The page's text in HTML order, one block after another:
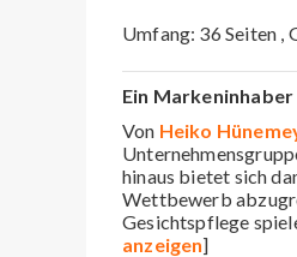
Umfang: 36 Seiten ,
Ein
Von Heiko
hinaus bietet sich
Wettbewerb
Gesichtspflege
anzeigen]